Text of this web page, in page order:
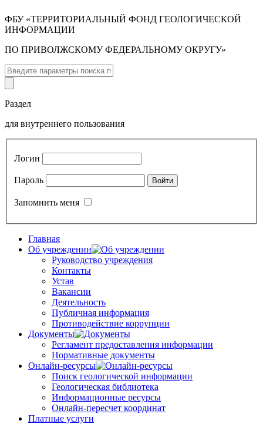
ФБУ «ТЕРРИТОРИАЛЬНЫЙ ФОНД ГЕОЛОГИЧЕСКОЙ
ИНФОРМАЦИИ
ПО ПРИВОЛЖСКОМУ ФЕДЕРАЛЬНОМУ ОКРУГУ»
Раздел
для внутреннего пользования
Логин
Пароль
Запомнить меня
Главная
Об учреждении
Руководство учреждения
Контакты
Устав
Вакансии
Деятельность
Публичная информация
Противодействие коррупции
Документы
Регламент предоставления информации
Нормативные документы
Онлайн-ресурсы
Поиск геологической информации
Геологическая библиотека
Информационные ресурсы
Онлайн-пересчет координат
Платные услуги